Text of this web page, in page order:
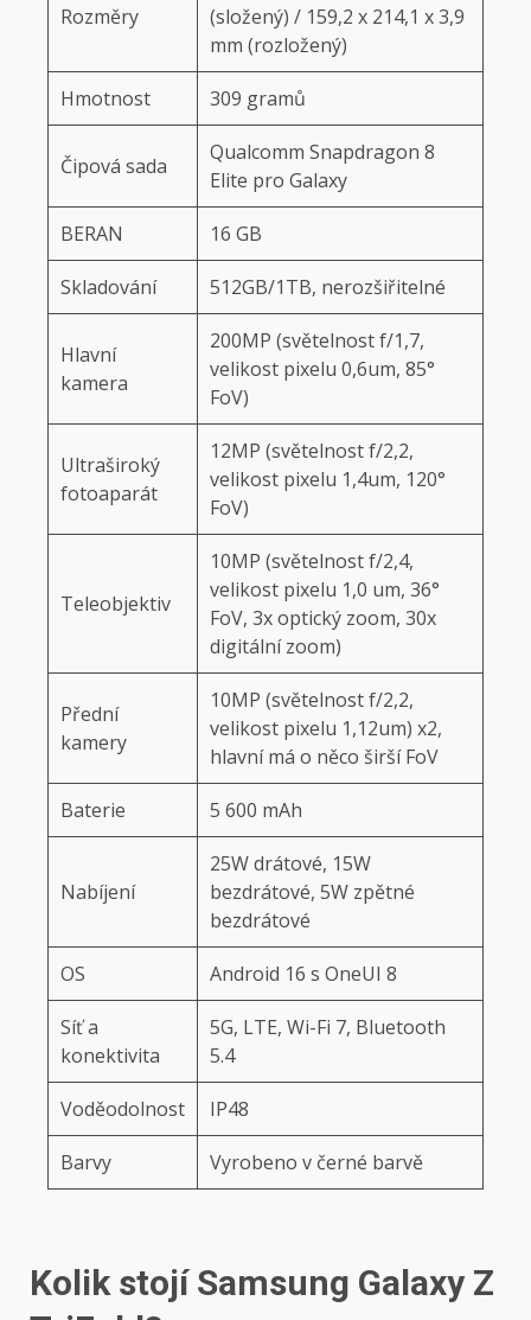
Rozměry
(složený) / 159,2 x 214,1 x 3,9
mm (rozložený)
Hmotnost 309 gramů
Čipová sada
Qualcomm Snapdragon 8
Elite pro Galaxy
BERAN 16 GB
Skladování 512GB/1TB, nerozšiřitelné
Hlavní
kamera
200MP (světelnost f/1,7,
velikost pixelu 0,6um, 85°
FoV)
Ultraširoký
fotoaparát
12MP (světelnost f/2,2,
velikost pixelu 1,4um, 120°
FoV)
Teleobjektiv
10MP (světelnost f/2,4,
velikost pixelu 1,0 um, 36°
FoV, 3x optický zoom, 30x
digitální zoom)
Přední
kamery
10MP (světelnost f/2,2,
velikost pixelu 1,12um) x2,
hlavní má o něco širší FoV
Baterie 5 600 mAh
Nabíjení
25W drátové, 15W
bezdrátové, 5W zpětné
bezdrátové
OS Android 16 s OneUI 8
Síť a
konektivita
5G, LTE, Wi-Fi 7, Bluetooth
5.4
Voděodolnost IP48
Barvy Vyrobeno v černé barvě
Kolik stojí Samsung Galaxy Z